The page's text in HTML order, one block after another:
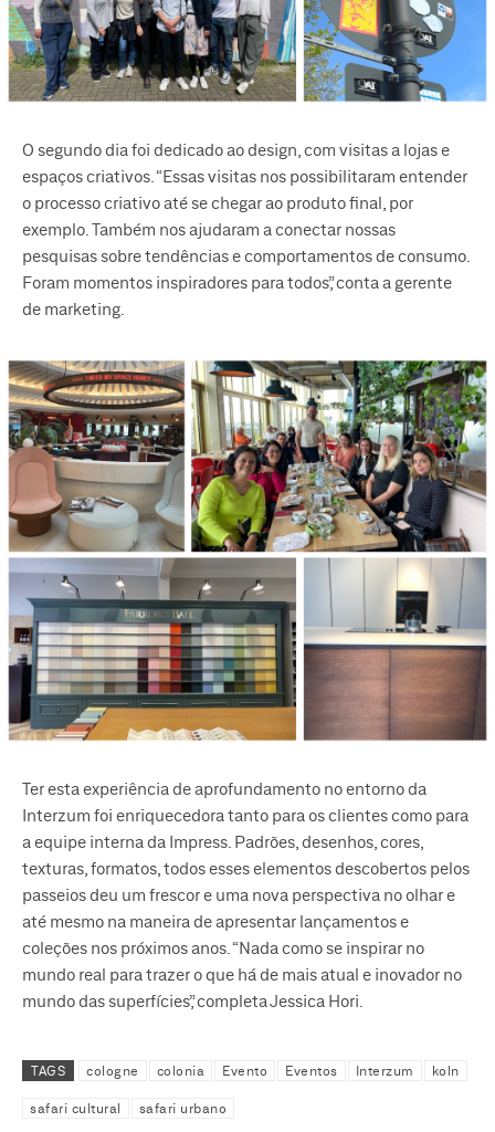
O segundo dia foi dedicado ao design, com visitas a lojas e
espaços criativos. “Essas visitas nos possibilitaram entender
o processo criativo até se chegar ao produto final, por
exemplo. Também nos ajudaram a conectar nossas
pesquisas sobre tendências e comportamentos de consumo.
Foram momentos inspiradores para todos”, conta a gerente
de marketing.
Ter esta experiência de aprofundamento no entorno da
Interzum foi enriquecedora tanto para os clientes como para
a equipe interna da Impress. Padrões, desenhos, cores,
texturas, formatos, todos esses elementos descobertos pelos
passeios deu um frescor e uma nova perspectiva no olhar e
até mesmo na maneira de apresentar lançamentos e
coleções nos próximos anos. “Nada como se inspirar no
mundo real para trazer o que há de mais atual e inovador no
mundo das superfícies”, completa Jessica Hori.
TAGS cologne colonia Evento Eventos Interzum koln
safari cultural safari urbano